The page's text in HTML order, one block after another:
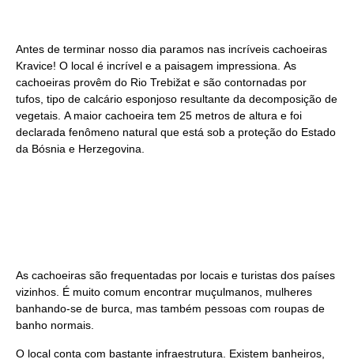
Antes de terminar nosso dia paramos nas incríveis cachoeiras
Kravice! O local é incrível e a paisagem impressiona. As
cachoeiras provêm do Rio Trebižat e são contornadas por
tufos, tipo de calcário esponjoso resultante da decomposição de
vegetais. A maior cachoeira tem 25 metros de altura e foi
declarada fenômeno natural que está sob a proteção do Estado
da Bósnia e Herzegovina.
As cachoeiras são frequentadas por locais e turistas dos países
vizinhos. É muito comum encontrar muçulmanos, mulheres
banhando-se de burca, mas também pessoas com roupas de
banho normais.
O local conta com bastante infraestrutura. Existem banheiros,